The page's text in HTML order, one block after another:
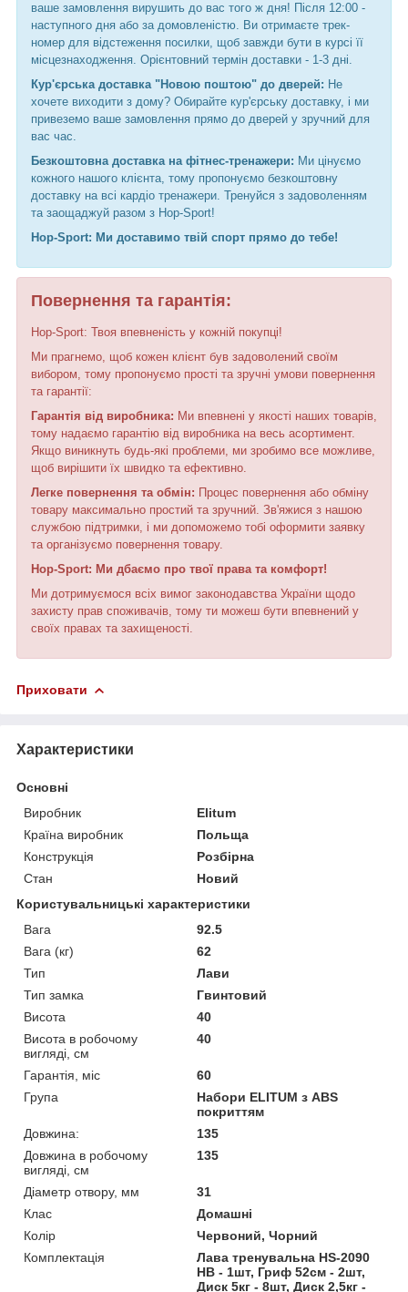
ваше замовлення вирушить до вас того ж дня! Після 12:00 -
наступного дня або за домовленістю. Ви отримаєте трек-
номер для відстеження посилки, щоб завжди бути в курсі її
місцезнаходження. Орієнтовний термін доставки - 1-3 дні.
Кур'єрська доставка "Новою поштою" до дверей: Не
хочете виходити з дому? Обирайте кур'єрську доставку, і ми
привеземо ваше замовлення прямо до дверей у зручний для
вас час.
Безкоштовна доставка на фітнес-тренажери: Ми цінуємо
кожного нашого клієнта, тому пропонуємо безкоштовну
доставку на всі кардіо тренажери. Тренуйся з задоволенням
та заощаджуй разом з Hop-Sport!
Hop-Sport: Ми доставимо твій спорт прямо до тебе!
Повернення та гарантія:
Hop-Sport: Твоя впевненість у кожній покупці!
Ми прагнемо, щоб кожен клієнт був задоволений своїм
вибором, тому пропонуємо прості та зручні умови повернення
та гарантії:
Гарантія від виробника: Ми впевнені у якості наших товарів,
тому надаємо гарантію від виробника на весь асортимент.
Якщо виникнуть будь-які проблеми, ми зробимо все можливе,
щоб вирішити їх швидко та ефективно.
Легке повернення та обмін: Процес повернення або обміну
товару максимально простий та зручний. Зв'яжися з нашою
службою підтримки, і ми допоможемо тобі оформити заявку
та організуємо повернення товару.
Hop-Sport: Ми дбаємо про твої права та комфорт!
Ми дотримуємося всіх вимог законодавства України щодо
захисту прав споживачів, тому ти можеш бути впевнений у
своїх правах та захищеності.
Приховати
Характеристики
Основні
Виробник
Elitum
Країна виробник
Польща
Конструкція
Розбірна
Стан
Новий
Користувальницькі характеристики
Вага
92.5
Вага (кг)
62
Тип
Лави
Тип замка
Гвинтовий
Висота
40
Висота в робочому
вигляді, см
40
Гарантія, міс
60
Група
Набори ELITUM з ABS
покриттям
Довжина:
135
Довжина в робочому
вигляді, см
135
Діаметр отвору, мм
31
Клас
Домашні
Колір
Червоний, Чорний
Комплектація
Лава тренувальна HS-2090
HВ - 1шт, Гриф 52см - 2шт,
Диск 5кг - 8шт, Диск 2,5кг -